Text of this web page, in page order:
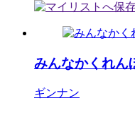
みんなかくれん
ギンナン